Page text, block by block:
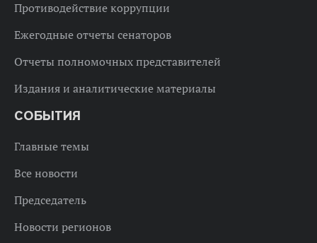
Противодействие коррупции
Ежегодные отчеты сенаторов
Отчеты полномочных представителей
Издания и аналитические материалы
СОБЫТИЯ
Главные темы
Все новости
Председатель
Новости регионов